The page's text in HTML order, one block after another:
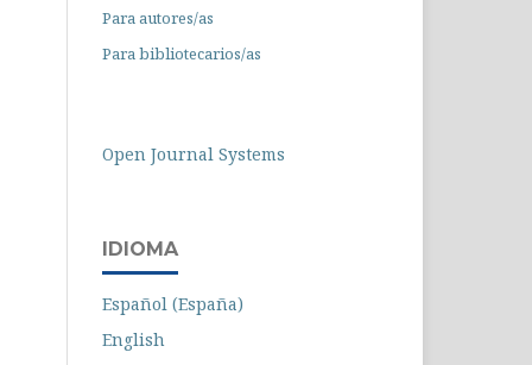
Para autores/as
Para bibliotecarios/as
Open Journal Systems
IDIOMA
Español (España)
English